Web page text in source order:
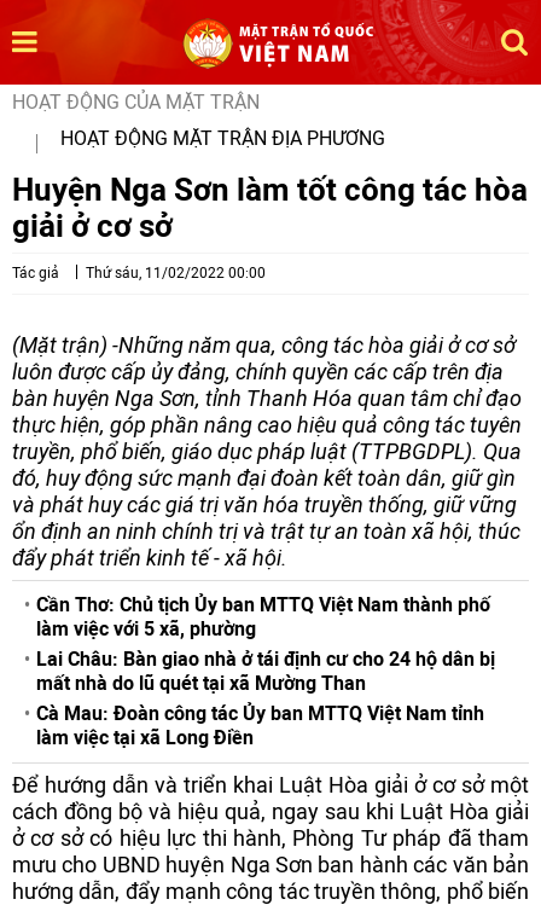
HOẠT ĐỘNG CỦA MẶT TRẬN
HOẠT ĐỘNG MẶT TRẬN ĐỊA PHƯƠNG
Huyện Nga Sơn làm tốt công tác hòa
giải ở cơ sở
Tác giả Thứ sáu, 11/02/2022 00:00
(Mặt trận) -Những năm qua, công tác hòa giải ở cơ sở
luôn được cấp ủy đảng, chính quyền các cấp trên địa
bàn huyện Nga Sơn, tỉnh Thanh Hóa quan tâm chỉ đạo
thực hiện, góp phần nâng cao hiệu quả công tác tuyên
truyền, phổ biến, giáo dục pháp luật (TTPBGDPL). Qua
đó, huy động sức mạnh đại đoàn kết toàn dân, giữ gìn
và phát huy các giá trị văn hóa truyền thống, giữ vững
ổn định an ninh chính trị và trật tự an toàn xã hội, thúc
đẩy phát triển kinh tế - xã hội.
Cần Thơ: Chủ tịch Ủy ban MTTQ Việt Nam thành phố
làm việc với 5 xã, phường
Lai Châu: Bàn giao nhà ở tái định cư cho 24 hộ dân bị
mất nhà do lũ quét tại xã Mường Than
Cà Mau: Đoàn công tác Ủy ban MTTQ Việt Nam tỉnh
làm việc tại xã Long Điền
Để hướng dẫn và triển khai Luật Hòa giải ở cơ sở một
cách đồng bộ và hiệu quả, ngay sau khi Luật Hòa giải
ở cơ sở có hiệu lực thi hành, Phòng Tư pháp đã tham
mưu cho UBND huyện Nga Sơn ban hành các văn bản
hướng dẫn, đẩy mạnh công tác truyền thông, phổ biến